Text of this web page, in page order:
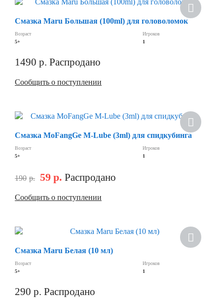
Смазка Maru Большая (100ml) для головоломок
Возраст
5+
Игроков
1
1490 р. Распродано
Сообщить о поступлении
Смазка MoFangGe M-Lube (3ml) для спидкубинга
Возраст
5+
Игроков
1
190 р. 59 р. Распродано
Сообщить о поступлении
Смазка Maru Белая (10 мл)
Возраст
5+
Игроков
1
290 р. Распродано